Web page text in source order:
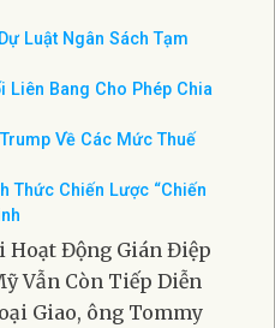
Luật Ngân Sách Tạm
Liên Bang Cho Phép Chia
Về Các Mức Thuế
Thức Chiến Lược “Chiến
Hoạt Động Gián Điệp
Vẫn Còn Tiếp Diễn
Giao, ông Tommy